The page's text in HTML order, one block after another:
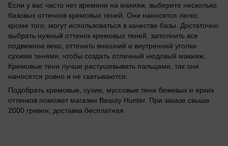
Если у вас часто нет времени на макияж, выберите несколько
базовых оттенков кремовых теней. Они наносятся легко,
кроме того, могут использоваться в качестве базы. Достаточно
выбрать нужный оттенок кремовых теней, заполнить все
подвижное веко, оттенить внешний и внутренний уголки
сухими тенями, чтобы создать отличный нюдовый макияж.
Кремовые тени лучше растушевывать пальцами, так они
наносятся ровно и не скатываются.
Подобрать кремовые, сухие, муссовые тени бежевых и ярких
оттенков поможет магазин Beauty Hunter. При заказе свыше
2000 гривен, доставка бесплатная.